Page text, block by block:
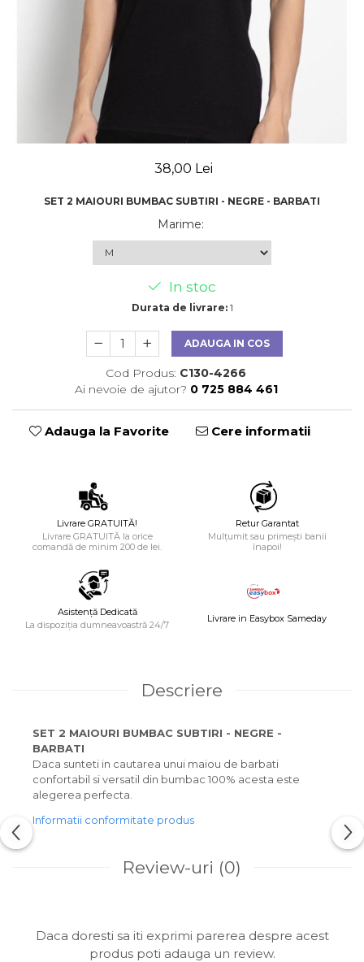
38,00 Lei
SET 2 MAIOURI BUMBAC SUBTIRI - NEGRE - BARBATI
Marime:
In stoc
Durata de livrare:1
ADAUGA IN COS
Cod Produs: C130-4266
Ai nevoie de ajutor? 0 725 884 461
Adauga la Favorite Cere informatii
Livrare GRATUITĂ!
Livrare GRATUITĂ la orice
comandă de minim 200 de lei.
Retur Garantat
Mulțumit sau primești banii
înapoi!
Asistență Dedicată
La dispoziția dumneavoastră 24/7
Livrare in Easybox Sameday
Descriere
SET 2 MAIOURI BUMBAC SUBTIRI - NEGRE -
BARBATI
Daca sunteti in cautarea unui maiou de barbati
confortabil si versatil din bumbac 100% acesta este
alegerea perfecta.
Informatii conformitate produs
Review-uri (0)
Daca doresti sa iti exprimi parerea despre acest
produs poti adauga un review.